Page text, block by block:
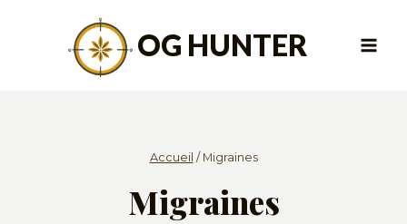
OG HUNTER
Accueil / Migraines
Migraines